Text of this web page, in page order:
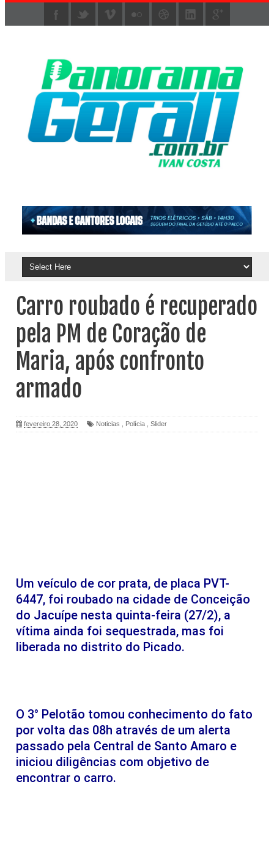
Carro roubado é recuperado
pela PM de Coração de
Maria, após confronto
armado
fevereiro 28, 2020 Noticias Polícia Slider
Um veículo de cor prata, de placa PVT-
6447, foi roubado na cidade de Conceição
do Jacuípe nesta quinta-feira (27/2), a
vítima ainda foi sequestrada, mas foi
liberada no distrito do Picado.
O 3° Pelotão tomou conhecimento do fato
por volta das 08h através de um alerta
passado pela Central de Santo Amaro e
iniciou diligências com objetivo de
encontrar o carro.